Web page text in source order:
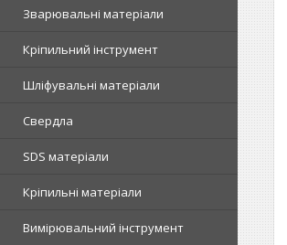
Зварювальні матеріали
Кріпильний інструмент
Шліфувальні матеріали
Свердла
SDS матеріали
Кріпильні матеріали
Вимірювальний інструмент